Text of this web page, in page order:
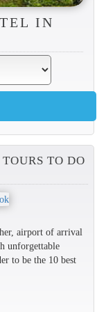
IN
TO DO
airport of arrival
unforgettable
to be the 10 best